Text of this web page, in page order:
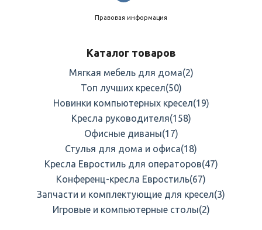
Правовая информация
Каталог товаров
Мягкая мебель для дома(2)
Топ лучших кресел(50)
Новинки компьютерных кресел(19)
Кресла руководителя(158)
Офисные диваны(17)
Стулья для дома и офиса(18)
Кресла Евростиль для операторов(47)
Конференц-кресла Евростиль(67)
Запчасти и комплектующие для кресел(3)
Игровые и компьютерные столы(2)